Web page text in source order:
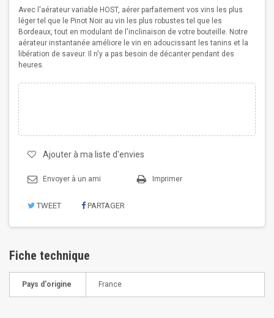
Avec l'aérateur variable HOST, aérer parfaitement vos vins les plus
léger tel que le Pinot Noir au vin les plus robustes tel que les
Bordeaux, tout en modulant de l'inclinaison de votre bouteille. Notre
aérateur instantanée améliore le vin en adoucissant les tanins et la
libération de saveur. Il n'y a pas besoin de décanter pendant des
heures.
Ajouter à ma liste d'envies
Envoyer à un ami Imprimer
TWEET PARTAGER
Fiche technique
Pays d'origine France